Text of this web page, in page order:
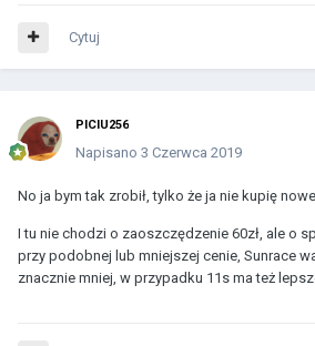
Cytuj
PICIU256
Napisano 3 Czerwca 2019
No ja bym tak zrobił, tylko że ja nie kupię
I tu nie chodzi o zaoszczędzenie 60zł, ale o
przy podobnej lub mniejszej cenie, Sunrace
znacznie mniej, w przypadku 11s ma też